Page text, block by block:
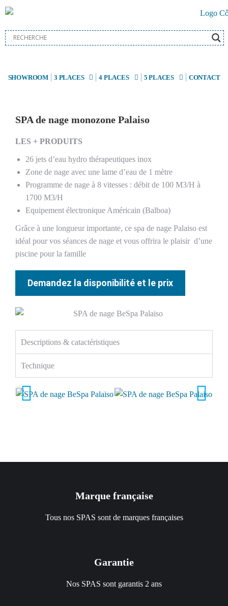
SHOWROOM 3 PLACES 4 PLACES 5 PLACES CONTACT
SPA de nage monozone Palaiso
LES + PRODUITS
26 jets d’eau hydro thérapeutiques inox
Zone de nage avec une lame d’eau de 1 mètre
Programme de nage à 8 vitesses : débit de 100 M3/H à
1700 M3/H
Equipement électronique Américain (Balboa)
Grâce à une longueur importante, ce spa de nage Palaiso est
idéal pour vos séances de nage et vous offrira le plaisir d’une
piscine pour la famille
Demandez la disponibilité et le prix
Descriptions & catactéristiques
Technique
Marque française
Tous nos SPAS sont de marques françaises
Garantie
Nos SPAS sont garantis 2 ans